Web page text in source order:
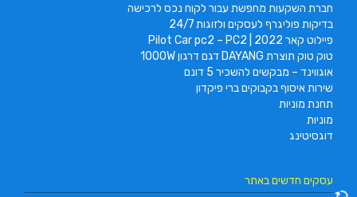
חברת השקעות מחפשת עבור לקוח נכס לרכישה
בדיקות פוליגרף לעסקים ולזוגות 24/7
פיילוט קאר 2022 | Pilot Car pc2 – PC2
טוק טוק תוצרת DAYANG דגם דרגון 1000W
אוגווינד – מבקשים להשכיר 5 דונם
שירות איסוף בקבוקים ברי פיקדון
תחנת מוניות
מוניות
דוגסיטינג
עסקים חדשים באתר